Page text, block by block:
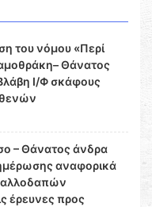
του νόμου «Περί
Θάνατος
Ι/Φ σκάφους
– Θάνατος άνδρα
αναφορικά
αλλοδαπών
έρευνες προς